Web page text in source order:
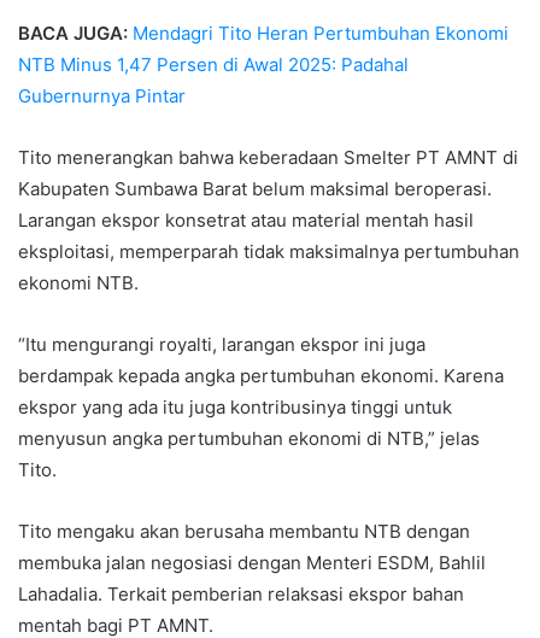
BACA JUGA: Mendagri Tito Heran Pertumbuhan Ekonomi
NTB Minus 1,47 Persen di Awal 2025: Padahal
Gubernurnya Pintar
Tito menerangkan bahwa keberadaan Smelter PT AMNT di
Kabupaten Sumbawa Barat belum maksimal beroperasi.
Larangan ekspor konsetrat atau material mentah hasil
eksploitasi, memperparah tidak maksimalnya pertumbuhan
ekonomi NTB.
“Itu mengurangi royalti, larangan ekspor ini juga
berdampak kepada angka pertumbuhan ekonomi. Karena
ekspor yang ada itu juga kontribusinya tinggi untuk
menyusun angka pertumbuhan ekonomi di NTB,” jelas
Tito.
Tito mengaku akan berusaha membantu NTB dengan
membuka jalan negosiasi dengan Menteri ESDM, Bahlil
Lahadalia. Terkait pemberian relaksasi ekspor bahan
mentah bagi PT AMNT.